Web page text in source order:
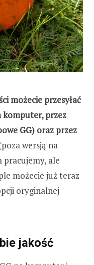
możecie przesyłać
komputer, przez
GG) oraz przez
wersją na
pracujemy, ale
możecie już teraz
oryginalnej
jakość